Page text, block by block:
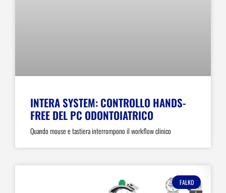
INTERA SYSTEM: CONTROLLO HANDS-
FREE DEL PC ODONTOIATRICO
Quando mouse e tastiera interrompono il workflow clinico
FALKO